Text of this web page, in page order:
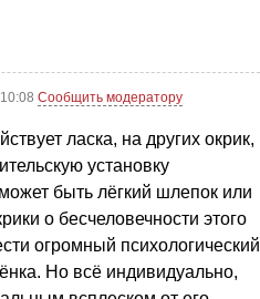
10:08Сообщить модератору
ласка, на других окрик,
установку
быть лёгкий шлепок или
о бесчеловечности этого
огромный психологический
Но всё индивидуально,